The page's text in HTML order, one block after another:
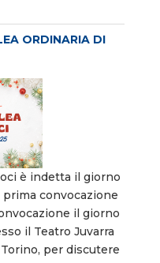
ORDINARIA DI
è indetta il giorno
prima convocazione
il giorno
il Teatro Juvarra
per discutere